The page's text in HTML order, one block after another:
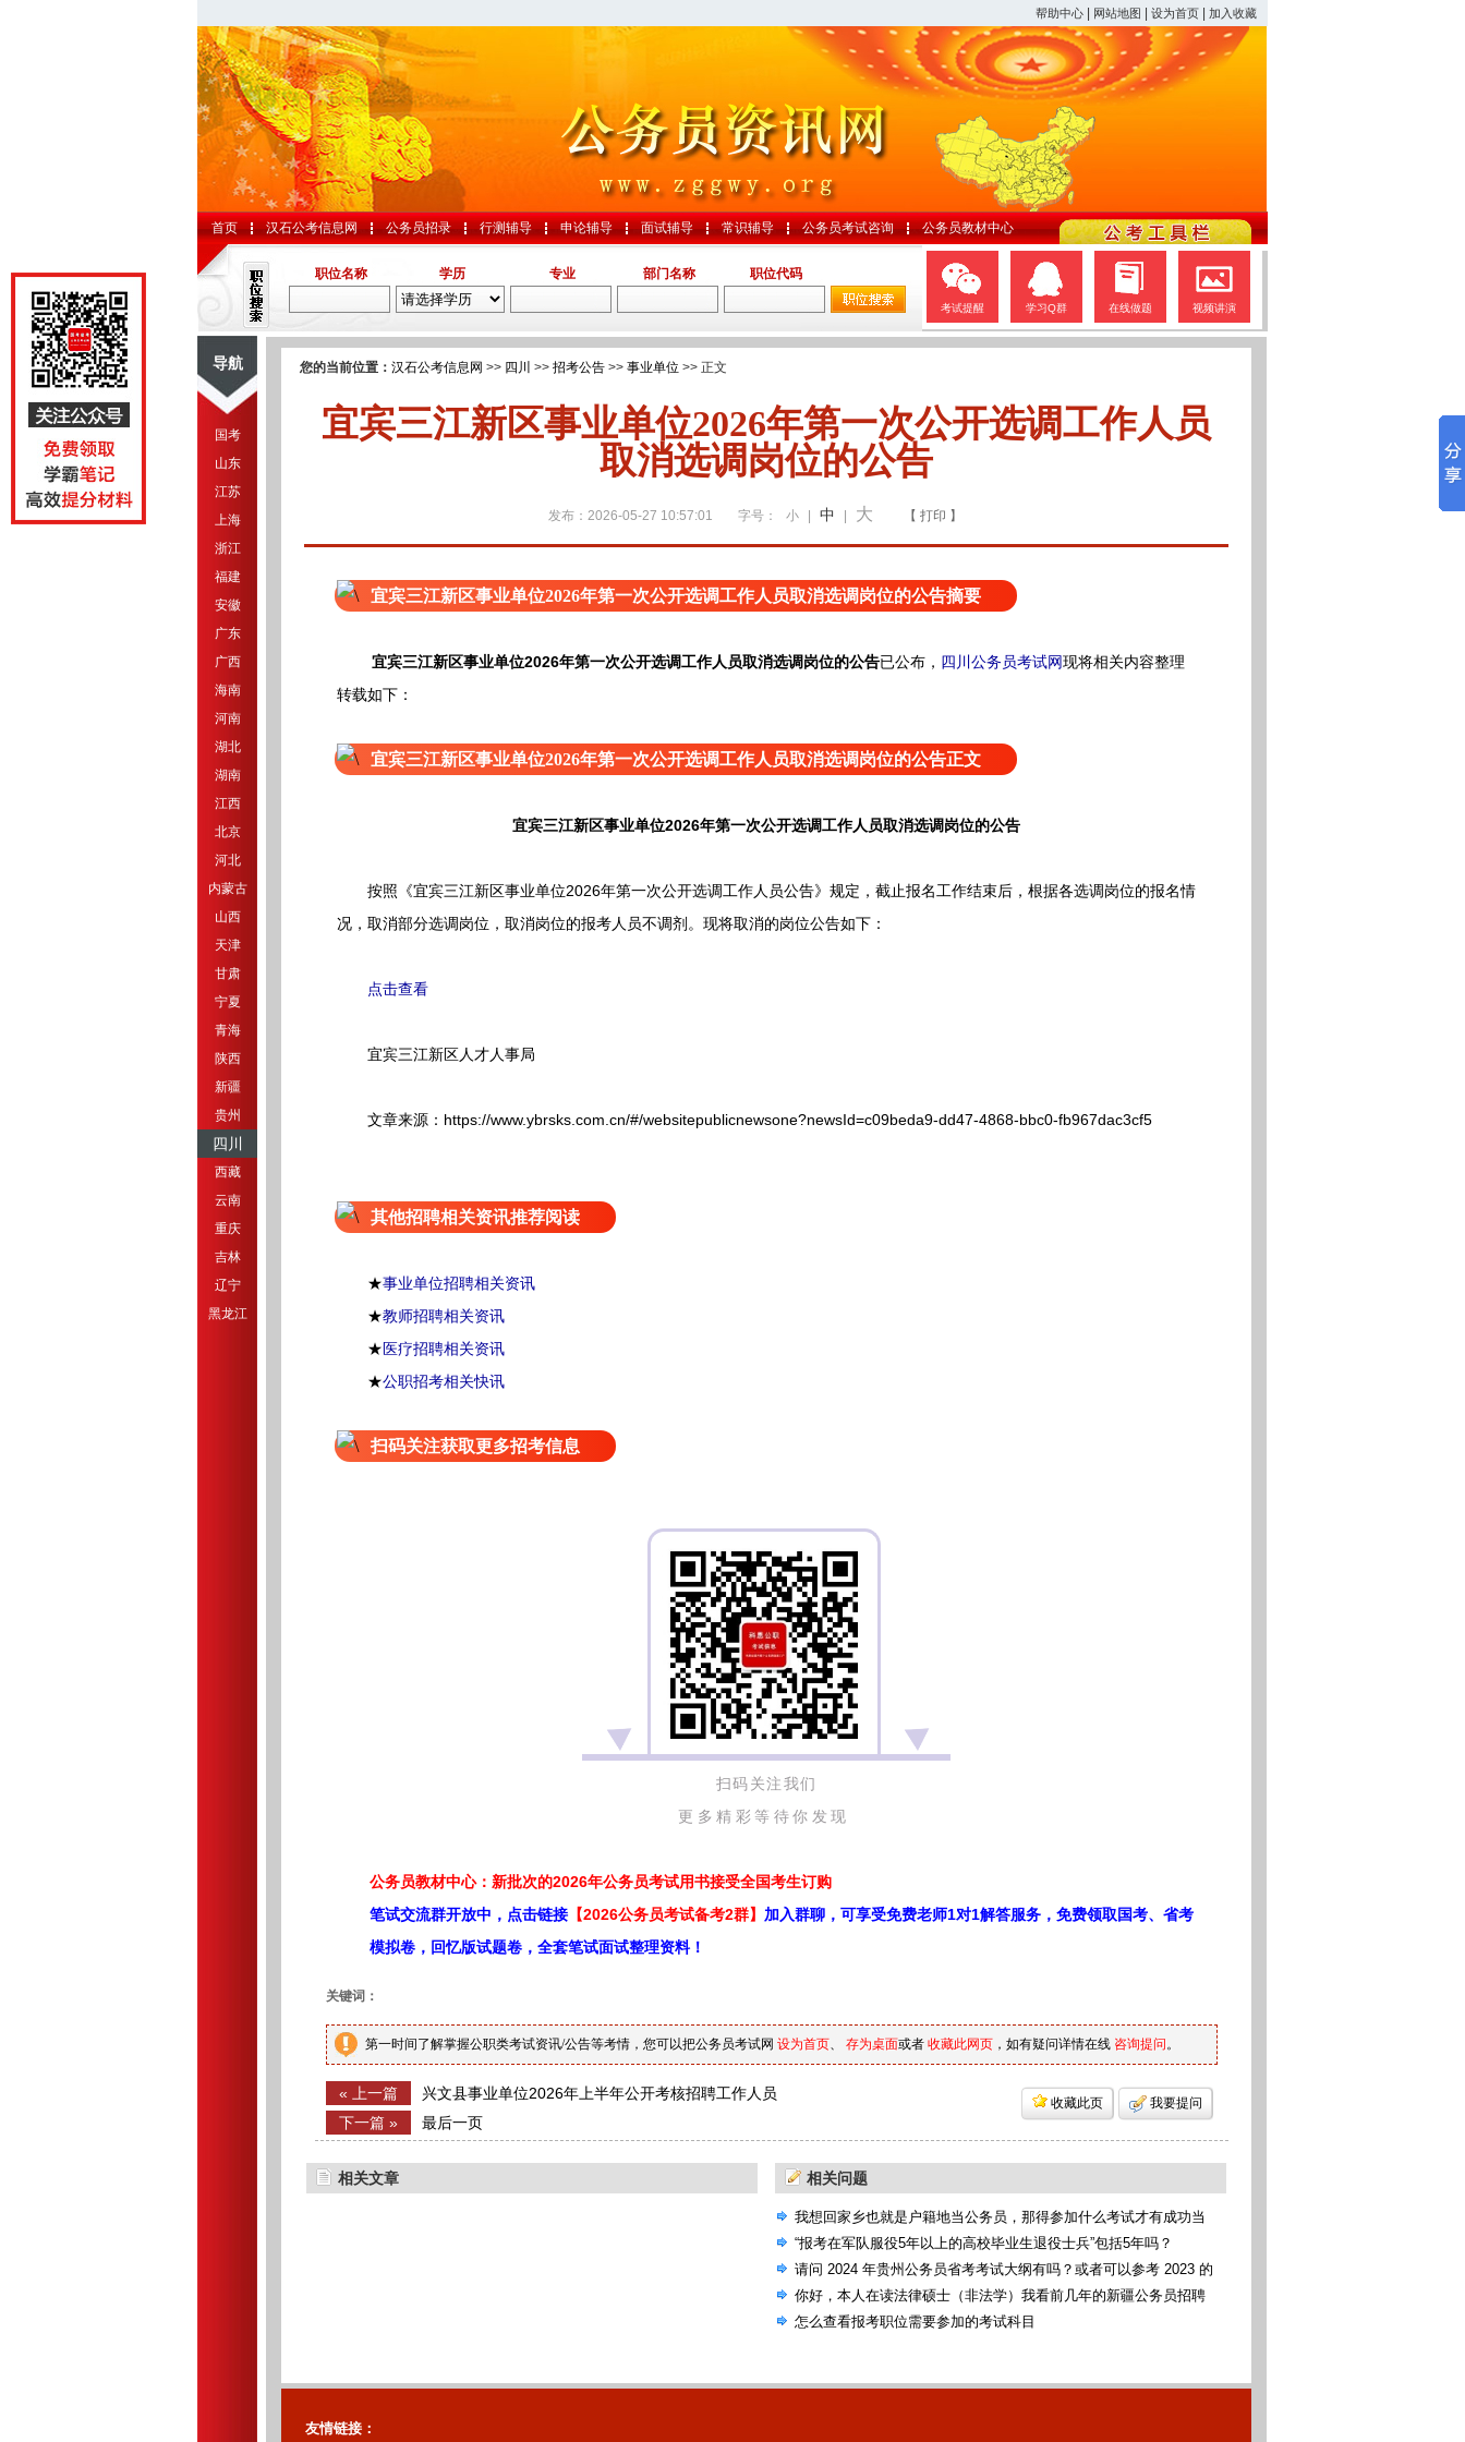
帮助中心 网站地图 设为首页 加入收藏
首页 汉石公考信息网 公务员招录 行测辅导 申论辅导 面试辅导 常识辅导 公务员考试咨询 公务员教材中心
职位名称 学历 专业 部门名称 职位代码
考试提醒 学习Q群 在线做题 视频讲演
导航
国考
山东
江苏
上海
浙江
福建
安徽
广东
广西
海南
河南
湖北
湖南
江西
北京
河北
内蒙古
山西
天津
甘肃
宁夏
青海
陕西
新疆
贵州
四川
西藏
云南
重庆
吉林
辽宁
黑龙江
您的当前位置： 汉石公考信息网 >> 四川 >> 招考公告 >> 事业单位 >> 正文
宜宾三江新区事业单位2026年第一次公开选调工作人员
取消选调岗位的公告
发布：2026-05-27 10:57:01 字号： 小 中 大 【 打印 】
宜宾三江新区事业单位2026年第一次公开选调工作人员取消选调岗位的公告摘要
宜宾三江新区事业单位2026年第一次公开选调工作人员取消选调岗位的公告已公布， 四川公务员考试网现将相关内容整理
转载如下：
宜宾三江新区事业单位2026年第一次公开选调工作人员取消选调岗位的公告正文
宜宾三江新区事业单位2026年第一次公开选调工作人员取消选调岗位的公告
按照《宜宾三江新区事业单位2026年第一次公开选调工作人员公告》规定，截止报名工作结束后，根据各选调岗位的报名情
况，取消部分选调岗位，取消岗位的报考人员不调剂。现将取消的岗位公告如下：
点击查看
宜宾三江新区人才人事局
文章来源：https://www.ybrsks.com.cn/#/websitepublicnewsone?newsId=c09beda9-dd47-4868-bbc0-fb967dac3cf5
其他招聘相关资讯推荐阅读
★事业单位招聘相关资讯
★教师招聘相关资讯
★医疗招聘相关资讯
★公职招考相关快讯
扫码关注获取更多招考信息
扫码关注我们
更多精彩等待你发现
公务员教材中心：新批次的2026年公务员考试用书接受全国考生订购
笔试交流群开放中，点击链接 【2026公务员考试备考2群】 加入群聊，可享受免费老师1对1解答服务，免费领取国考、省考
模拟卷，回忆版试题卷，全套笔试面试整理资料！
关键词：
第一时间了解掌握公职类考试资讯/公告等考情，您可以把公务员考试网 设为首页、 存为桌面或者 收藏此网页 ，如有疑问详情在线 咨询提问。
« 上一篇 兴文县事业单位2026年上半年公开考核招聘工作人员
公告（7人）
下一篇 » 最后一页
收藏此页 我要提问
相关文章 相关问题
我想回家乡也就是户籍地当公务员，那得参加什么考试才有成功当
选的机会，国考省考还是联考统考
“报考在军队服役5年以上的高校毕业生退役士兵”包括5年吗？
请问 2024 年贵州公务员省考考试大纲有吗？或者可以参考 2023 的
考试大纲吗？
你好，本人在读法律硕士（非法学）我看前几年的新疆公务员招聘
公告，里面有些专业要求本科法学类，我可以报考这些专业吗（本
怎么查看报考职位需要参加的考试科目
友情链接：